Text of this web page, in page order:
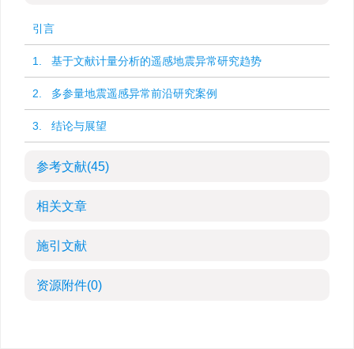
引言
1. 基于文献计量分析的遥感地震异常研究趋势
2. 多参量地震遥感异常前沿研究案例
3. 结论与展望
参考文献(45)
相关文章
施引文献
资源附件(0)